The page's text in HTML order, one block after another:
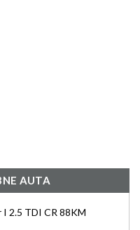
AUTA
2.5 TDI CR 88KM